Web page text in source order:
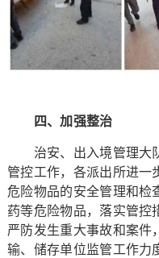
四、加强整治
治安、出入境管理大队
管控工作，各派出所进一
危险物品的安全管理和检
药等危险物品，落实管控
严防发生重大事故和案件
输、储存单位监管工作力